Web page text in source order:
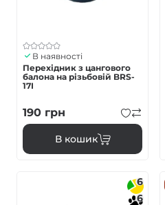
В наявності
Перехідник з цангового
балона на різьбовій BRS-
17I
190 грн
В кошик
6
6